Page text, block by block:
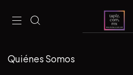
Quiénes Somos